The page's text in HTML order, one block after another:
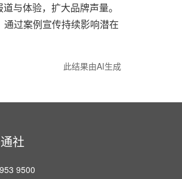
与体验，扩大品牌声量。
过案例宣传持续影响潜在
此结果由AI生成
社
9500